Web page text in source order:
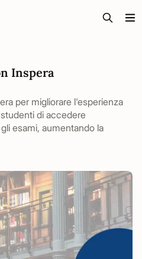
Inspera
per migliorare l'esperienza
di accedere
esami, aumentando la